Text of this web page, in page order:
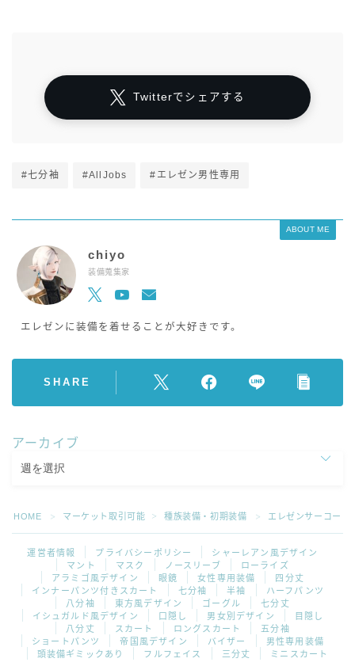
Twitterでシェアする
#七分袖 #AllJobs #エレゼン男性専用
ABOUT ME
chiyo
装備蒐集家
エレゼンに装備を着せることが大好きです。
SHARE
アーカイブ
HOME ＞ マーケット取引可能 ＞ 種族装備・初期装備 ＞ エレゼンサーコート
運営者情報 プライバシーポリシー
シャーレアン風デザイン
マント
マスク ノースリーブ
ローライズ
アラミゴ風デザイン
眼鏡 女性専用装備
四分丈
インナーパンツ付きスカート
七分袖 半袖
ハーフパンツ
八分袖
東方風デザイン ゴーグル
七分丈
イシュガルド風デザイン
口隠し 男女別デザイン
目隠し
八分丈
スカート ロングスカート
五分袖
ショートパンツ
帝国風デザイン バイザー
男性専用装備
頭装備ギミックあり
フルフェイス 三分丈 ミニスカート